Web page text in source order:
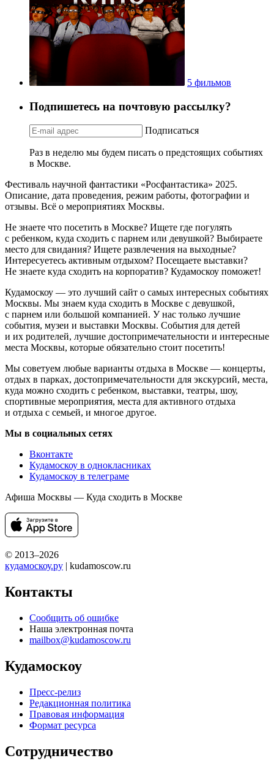
5 фильмов
Подпишетесь на почтовую рассылку?
Подписаться
Раз в неделю мы будем писать о предстоящих событиях
в Москве.
Фестиваль научной фантастики «Росфантастика» 2025.
Описание, дата проведения, режим работы, фотографии и
отзывы. Всё о мероприятиях Москвы.
Не знаете что посетить в Москве? Ищете где погулять
с ребенком, куда сходить с парнем или девушкой? Выбираете
место для свидания? Ищете развлечения на выходные?
Интересуетесь активным отдыхом? Посещаете выставки?
Не знаете куда сходить на корпоратив? Кудамоскоу поможет!
Кудамоскоу — это лучший сайт о самых интересных событиях
Москвы. Мы знаем куда сходить в Москве с девушкой,
с парнем или большой компанией. У нас только лучшие
события, музеи и выставки Москвы. События для детей
и их родителей, лучшие достопримечательности и интересные
места Москвы, которые обязательно стоит посетить!
Мы советуем любые варианты отдыха в Москве — концерты,
отдых в парках, достопримечательности для экскурсий, места,
куда можно сходить с ребенком, выставки, театры, шоу,
спортивные мероприятия, места для активного отдыха
и отдыха с семьей, и многое другое.
Мы в социальных сетях
Вконтакте
Кудамоскоу в однокласниках
Кудамоскоу в телеграме
Афиша Москвы — Куда сходить в Москве
© 2013–2026
кудамоскоу.ру | kudamoscow.ru
Контакты
Сообщить об ошибке
Наша электронная почта
mailbox@kudamoscow.ru
Кудамоскоу
Пресс-релиз
Редакционная политика
Правовая информация
Формат ресурса
Сотрудничество